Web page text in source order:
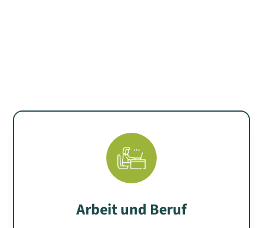
Arbeit und Beruf